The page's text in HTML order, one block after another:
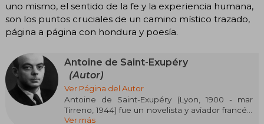
uno mismo, el sentido de la fe y la experiencia humana,
son los puntos cruciales de un camino místico trazado,
página a página con hondura y poesía.
Antoine de Saint-Exupéry
(Autor)
Ver Página del Autor
Antoine de Saint-Exupéry (Lyon, 1900 - mar
Tirreno, 1944) fue un novelista y aviador francés,
cuyas experiencias como piloto inspiraron gran
Ver más